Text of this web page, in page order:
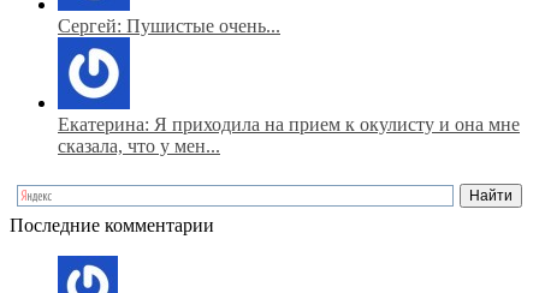
Сергей: Пушистые очень...
Екатерина: Я приходила на прием к окулисту и она мне
сказала, что у мен...
Последние комментарии